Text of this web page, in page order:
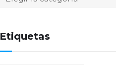
Etiquetas